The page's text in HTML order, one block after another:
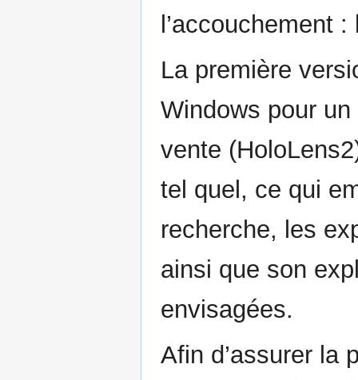
l’accouchement
La première
Windows pour
vente
tel quel, ce qui
recherche, les
ainsi que son
envisagées.
Afin d’assurer la